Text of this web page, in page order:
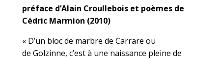
préface d’Alain Croullebois et poèmes de
Cédric Marmion (2010)
« D’un bloc de marbre de Carrare ou
de Golzinne, c’est à une naissance pleine de